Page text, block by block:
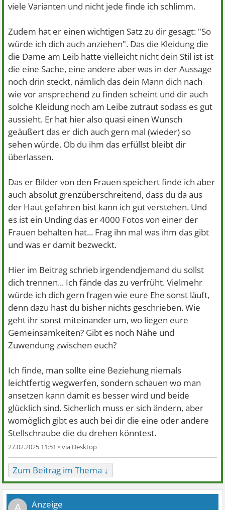
viele Varianten und nicht jede finde ich schlimm.
Zudem hat er einen wichtigen Satz zu dir gesagt: "So
würde ich dich auch anziehen". Das die Kleidung die
die Dame am Leib hatte vielleicht nicht dein Stil ist ist
die eine Sache, eine andere aber was in der Aussage
noch drin steckt, nämlich das dein Mann dich nach
wie vor ansprechend zu finden scheint und dir auch
solche Kleidung noch am Leibe zutraut sodass es gut
aussieht. Er hat hier also quasi einen Wunsch
geäußert das er dich auch gern mal (wieder) so
sehen würde. Ob du ihm das erfüllst bleibt dir
überlassen.
Das er Bilder von den Frauen speichert finde ich aber
auch absolut grenzüberschreitend, dass du da aus
der Haut gefahren bist kann ich gut verstehen. Und
es ist ein Unding das er 4000 Fotos von einer der
Frauen behalten hat... Frag ihn mal was ihm das gibt
und was er damit bezweckt.
Hier im Beitrag schrieb irgendendjemand du sollst
dich trennen... Ich fände das zu verfrüht. Vielmehr
würde ich dich gern fragen wie eure Ehe sonst läuft,
denn dazu hast du bisher nichts geschrieben. Wie
geht ihr sonst miteinander um, wo liegen eure
Gemeinsamkeiten? Gibt es noch Nähe und
Zuwendung zwischen euch?
Ich finde, man sollte eine Beziehung niemals
leichtfertig wegwerfen, sondern schauen wo man
ansetzen kann damit es besser wird und beide
glücklich sind. Sicherlich muss er sich ändern, aber
womöglich gibt es auch bei dir die eine oder andere
Stellschraube die du drehen könntest.
27.02.2025 11:51 •
Zum Beitrag im Thema ↓